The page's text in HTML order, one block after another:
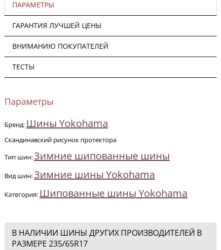
ПАРАМЕТРЫ
ГАРАНТИЯ ЛУЧШЕЙ ЦЕНЫ
ВНИМАНИЮ ПОКУПАТЕЛЕЙ
ТЕСТЫ
Параметры
Бренд: Шины Yokohama
Скандинавский рисунок протектора
Тип шин:Зимние шипованные шины
Вид шин:Зимние шины Yokohama
Категория: Шипованные шины Yokohama
В НАЛИЧИИ ШИНЫ ДРУГИХ ПРОИЗВОДИТЕЛЕЙ В
РАЗМЕРЕ 235/65R17